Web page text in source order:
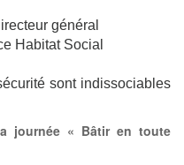
général
Habitat Social
sont indissociables
journée « Bâtir en toute